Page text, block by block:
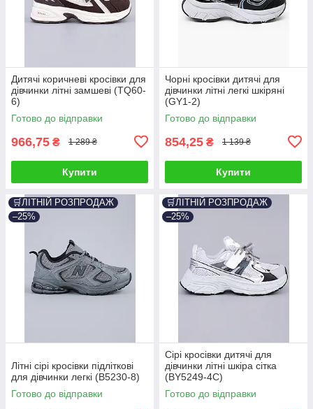
Дитячі коричневі кросівки для
дівчинки літні замшеві (TQ60-
6)
Готово до відправки
966,75 ₴ 1 289 ₴
Купити
Чорні кросівки дитячі для
дівчинки літні легкі шкіряні
(GY1-2)
Готово до відправки
854,25 ₴ 1 139 ₴
Купити
🛒ЛІТНІЙ РОЗПРОДАЖ
–25%
Літні сірі кросівки підліткові
для дівчинки легкі (B5230-8)
Готово до відправки
🛒ЛІТНІЙ РОЗПРОДАЖ
–25%
Сірі кросівки дитячі для
дівчинки літні шкіра сітка
(BY5249-4C)
Готово до відправки